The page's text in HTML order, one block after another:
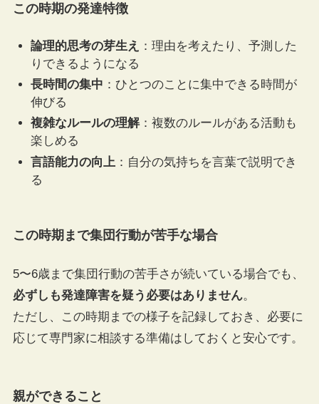
この時期の発達特徴
論理的思考の芽生え ：理由を考えたり、予測した
りできるようになる
長時間の集中 ：ひとつのことに集中できる時間が
伸びる
複雑なルールの理解：複数のルールがある活動も
楽しめる
言語能力の向上 ：自分の気持ちを言葉で説明でき
る
この時期まで集団行動が苦手な場合
5〜6歳まで集団行動の苦手さが続いている場合でも、
必ずしも発達障害を疑う必要はありません。
ただし、この時期までの様子を記録しておき、必要に
応じて専門家に相談する準備はしておくと安心です。
親ができること